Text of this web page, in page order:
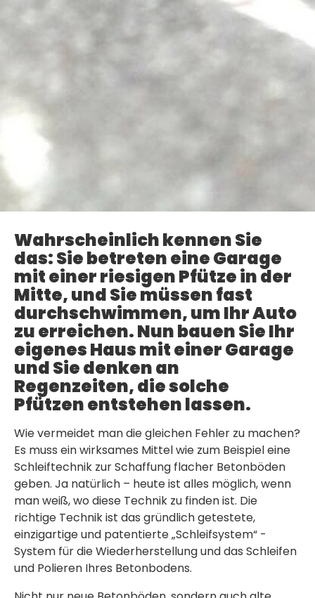
Wahrscheinlich kennen Sie
das: Sie betreten eine Garage
mit einer riesigen Pfütze in der
Mitte, und Sie müssen fast
durchschwimmen, um Ihr Auto
zu erreichen. Nun bauen Sie Ihr
eigenes Haus mit einer Garage
und Sie denken an
Regenzeiten, die solche
Pfützen entstehen lassen.
Wie vermeidet man die gleichen Fehler zu machen?
Es muss ein wirksames Mittel wie zum Beispiel eine
Schleiftechnik zur Schaffung flacher Betonböden
geben. Ja natürlich – heute ist alles möglich, wenn
man weiß, wo diese Technik zu finden ist. Die
richtige Technik ist das gründlich getestete,
einzigartige und patentierte „Schleifsystem“ -
System für die Wiederherstellung und das Schleifen
und Polieren Ihres Betonbodens.